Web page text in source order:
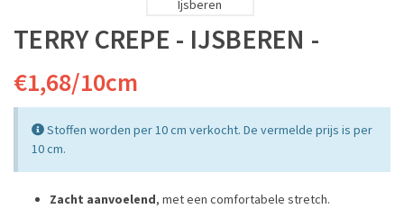
TERRY CREPE - IJSBEREN -
€1,68/10cm
Stoffen worden per 10 cm verkocht. De vermelde prijs is per
10 cm.
Zacht aanvoelend, met een comfortabele stretch.